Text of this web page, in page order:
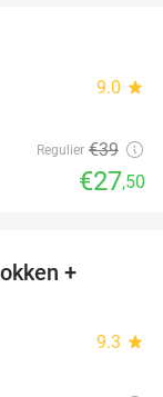
9.0 star
Regulier €39
€27,50
+
9.3 star